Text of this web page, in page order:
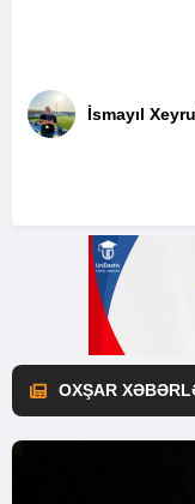
İsmayıl
OXŞAR